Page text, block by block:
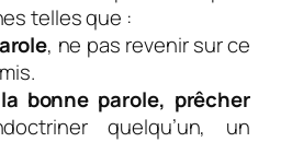
telles que :
, ne pas revenir sur ce
bonne parole, prêcher
quelqu’un, un